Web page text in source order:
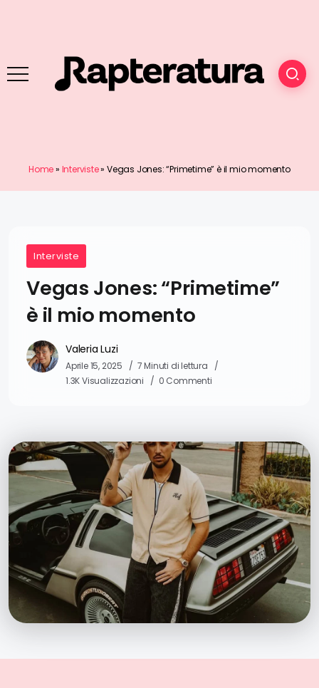
Home» Interviste»Vegas Jones: “Primetime” è il mio momento
Interviste
Vegas Jones: “Primetime”
è il mio momento
Valeria Luzi
Aprile 15, 2025
7 Minuti di lettura
1.3K Visualizzazioni
0 Commenti